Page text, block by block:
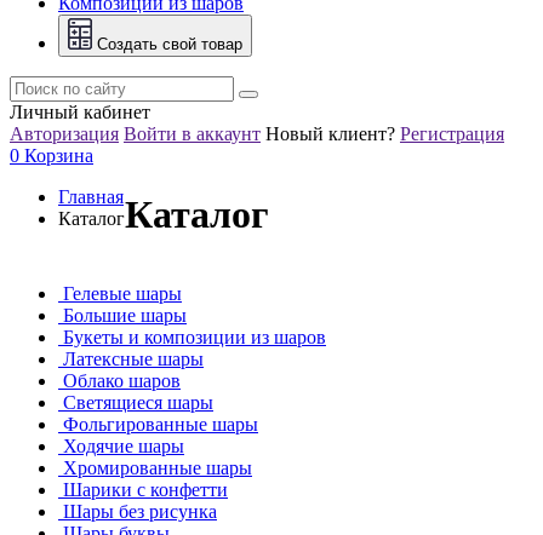
Создать свой товар
Личный кабинет
Авторизация Войти в аккаунт Новый клиент? Регистрация
0 Корзина
Главная
КаталогКаталог
Гелевые шары
Большие шары
Букеты и композиции из шаров
Латексные шары
Облако шаров
Светящиеся шары
Фольгированные шары
Ходячие шары
Хромированные шары
Шарики с конфетти
Шары без рисунка